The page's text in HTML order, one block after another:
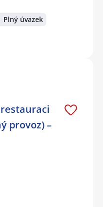
Plný úvazek
provoz) –